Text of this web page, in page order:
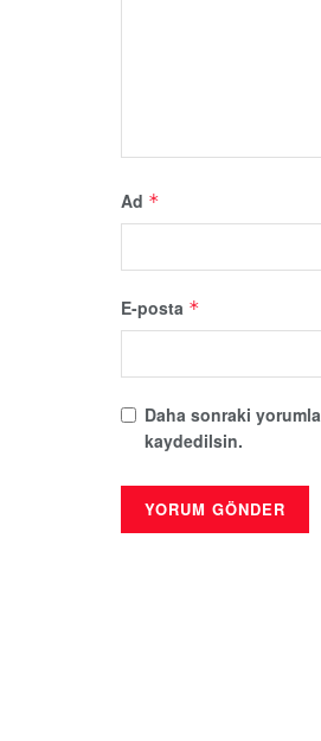
Ad *
E-posta *
Daha sonraki
kaydedilsin.